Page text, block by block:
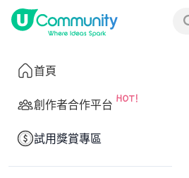
首頁
創作者合作平台
試用獎賞專區